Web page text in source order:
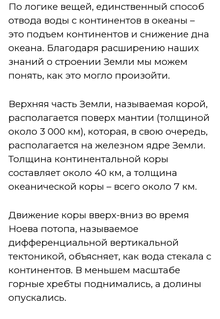
По логике вещей, единственный способ
отвода воды с континентов в океаны –
это подъем континентов и снижение дна
океана. Благодаря расширению наших
знаний о строении Земли мы можем
понять, как это могло произойти.
Верхняя часть Земли, называемая корой,
располагается поверх мантии (толщиной
около 3 000 км), которая, в свою очередь,
располагается на железном ядре Земли.
Толщина континентальной коры
составляет около 40 км, а толщина
океанической коры – всего около 7 км.
Движение коры вверх-вниз во время
Ноева потопа, называемое
дифференциальной вертикальной
тектоникой, объясняет, как вода стекала с
континентов. В меньшем масштабе
горные хребты поднимались, а долины
опускались.